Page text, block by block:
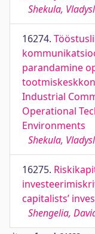
Shekula,
16274.
parandamine
Industrial
Operational
Environments
Shekula,
16275.
capitalists’
Shengelia,